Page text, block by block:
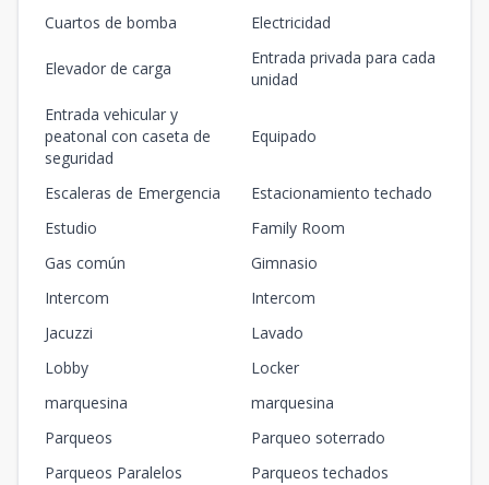
Cuartos de bomba
Electricidad
Elevador de carga
Entrada privada para cada
unidad
Entrada vehicular y
peatonal con caseta de
seguridad
Equipado
Escaleras de Emergencia
Estacionamiento techado
Estudio
Family Room
Gas común
Gimnasio
Intercom
Intercom
Jacuzzi
Lavado
Lobby
Locker
marquesina
marquesina
Parqueos
Parqueo soterrado
Parqueos Paralelos
Parqueos techados